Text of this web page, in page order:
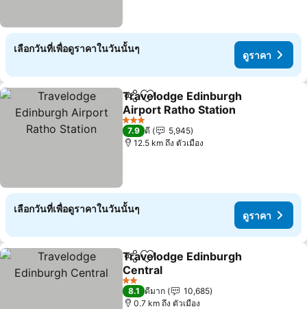
เลือกวันที่เพื่อดูราคาในวันนั้นๆ
ดูราคา
แชร์ เพิ่มในรายการโปรด
Travelodge Edinburgh
Airport Ratho Station
3 ดาว
7.9 ดี
5,945
12.5 km ถึง ตัวเมือง
เลือกวันที่เพื่อดูราคาในวันนั้นๆ
ดูราคา
แชร์ เพิ่มในรายการโปรด
Travelodge Edinburgh
Central
2 ดาว
8.1 ดีมาก
10,685
0.7 km ถึง ตัวเมือง